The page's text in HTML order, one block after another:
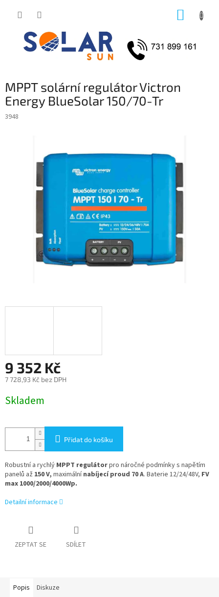
MPPT solární regulátor Victron
Energy BlueSolar 150/70-Tr
3948
9 352 Kč
7 728,93 Kč bez DPH
cena:
Skladem
Přidat do košíku
Robustní a rychlý MPPT regulátorpro náročné podmínky s napětím
panelů až 150 V, maximálnínabíjecí proud 70 A. Baterie 12/24/48V, FV
max 1000/2000/4000Wp.
Detailní informace
ZEPTAT SE SDÍLET
Popis Diskuze